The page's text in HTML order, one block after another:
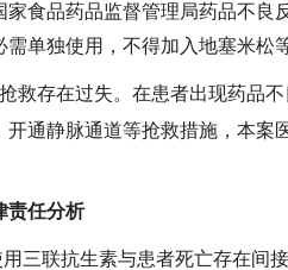
家食品药品监督管理局药品不良
需单独使用，不得加入地塞米松
抢救存在过失。在患者出现药品
开通静脉通道等抢救措施，本案
责任分析
用三联抗生素与患者死亡存在间